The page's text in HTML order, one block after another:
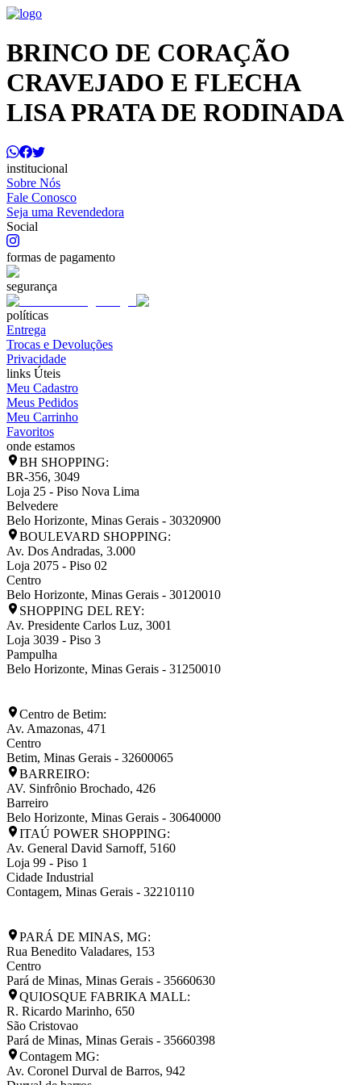
BRINCO DE CORAÇÃO
CRAVEJADO E FLECHA
LISA PRATA DE RODINADA
institucional
Sobre Nós
Fale Conosco
Seja uma Revendedora
Social
formas de pagamento
segurança
políticas
Entrega
Trocas e Devoluções
Privacidade
links Úteis
Meu Cadastro
Meus Pedidos
Meu Carrinho
Favoritos
onde estamos
BH SHOPPING:
BR-356, 3049
Loja 25 - Piso Nova Lima
Belvedere
Belo Horizonte, Minas Gerais - 30320900
BOULEVARD SHOPPING:
Av. Dos Andradas, 3.000
Loja 2075 - Piso 02
Centro
Belo Horizonte, Minas Gerais - 30120010
SHOPPING DEL REY:
Av. Presidente Carlos Luz, 3001
Loja 3039 - Piso 3
Pampulha
Belo Horizonte, Minas Gerais - 31250010
Centro de Betim:
Av. Amazonas, 471
Centro
Betim, Minas Gerais - 32600065
BARREIRO:
AV. Sinfrônio Brochado, 426
Barreiro
Belo Horizonte, Minas Gerais - 30640000
ITAÚ POWER SHOPPING:
Av. General David Sarnoff, 5160
Loja 99 - Piso 1
Cidade Industrial
Contagem, Minas Gerais - 32210110
PARÁ DE MINAS, MG:
Rua Benedito Valadares, 153
Centro
Pará de Minas, Minas Gerais - 35660630
QUIOSQUE FABRIKA MALL:
R. Ricardo Marinho, 650
São Cristovao
Pará de Minas, Minas Gerais - 35660398
Contagem MG:
Av. Coronel Durval de Barros, 942